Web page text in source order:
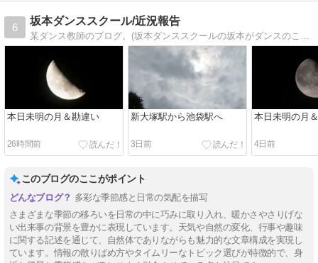
6
坂本ダンススクール/近況報告
本日未明の月＆勘違い
26時間前
新大塚駅から池袋駅へ
3日前
本日未明の月
4日前
このブログのここがポイント
多彩な季節感と日常の気配を描写
さまざまな季節の移ろいを日常の中に巧みに取り入れ、暖かさやさりげな
い出来事の背景を豊かに表現しています。天気や自然の変化、行事や趣味
に関する記述を通じて、自然体でありながらも魅力的な文章構成を実現し
ています。情報の散りばめ方やタイムリーなトピック選びが特徴的で、身